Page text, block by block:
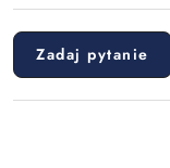
Zadaj pytanie